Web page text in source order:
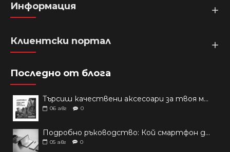
Информация
Клиентски портал
Последно от блога
Търсиш качествени аксесоари за твоя модел? Как правилно да защитим новия си смартфон: Ръководство за аксесоари през 2026 г.
06 авг 0
Подробно ръководство: Кой смартфон да купиш през 2026 г.?
05 авг 0